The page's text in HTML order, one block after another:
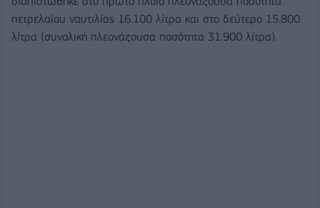
πετρελαίου ναυτιλίας 16.100 λίτρα και στο δεύτερο 15.800
λίτρα (συνολική πλεονάζουσα ποσότητα 31.900 λίτρα).